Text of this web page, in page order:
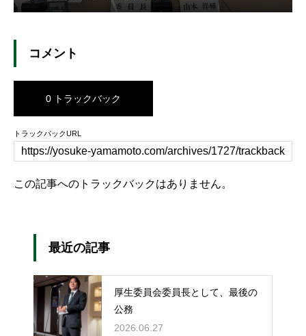
コメント
0 トラックバック
トラックバックURL
この記事へのトラックバックはありません。
最近の記事
厚生委員会委員長として、最後の
公務
2026.06.27